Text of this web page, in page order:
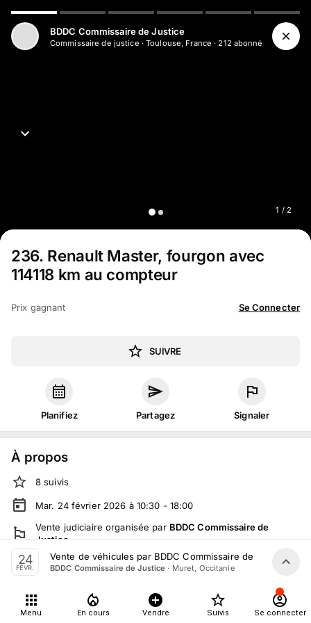
1 / 2
BDDC Commissaire de Justice
Commissaire de justice ·Toulouse, France · 212 abonnés
236. Renault Master, fourgon avec
114118 km au compteur
Prix gagnant Se Connecter
SUIVRE
Planifiez Partagez Signaler
À propos
8 suivis
Mar. 24 février 2026 à 10:30 - 18:00
Vente judiciaire organisée par BDDC Commissaire de
Justice
En salle : Parc Eco+, 9 Rue Jean François Romieu batiment
c4, 31600 Muret, France
Tout le monde peut participer
24
FÉVR.
Vente de véhicules par BDDC Commissaire de Justice le
BDDC Commissaire de Justice · Muret, Occitanie
Menu En cours Vendre Suivis Se connecter